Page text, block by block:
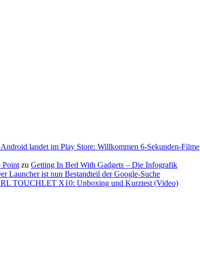
landet im Play Store: Willkommen 6-Sekunden-Filme
Pointzu Getting In Bed With Gadgets – Die Infografik
Launcher ist nun Bestandteil der Google-Suche
TOUCHLET X10: Unboxing und Kurztest (Video)